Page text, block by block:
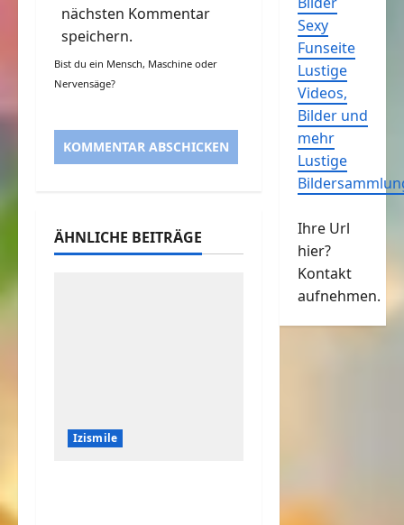
nächsten Kommentar
speichern.
Bist du ein Mensch, Maschine oder
Nervensäge?
ÄHNLICHE BEITRÄGE
Izismile
Sexy
Funseite
Lustige
Videos,
Bilder und
mehr
Lustige
Ihre Url
hier?
Kontakt
aufnehmen.